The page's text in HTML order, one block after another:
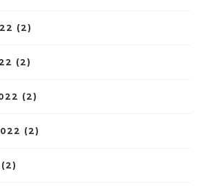
(2)
(2)
(2)
(2)
(2)